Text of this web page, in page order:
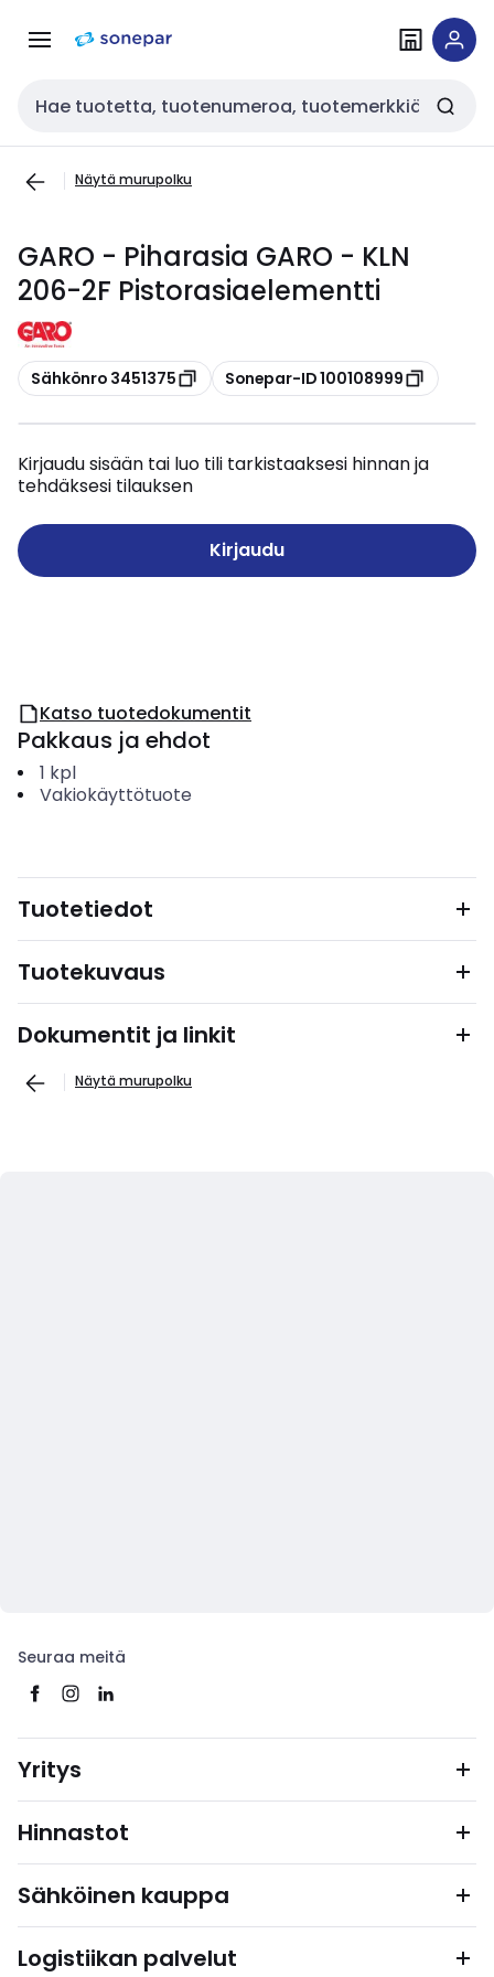
navigointiinsisältöön
Haku
Näytä murupolku
GARO - Piharasia GARO - KLN
206-2F Pistorasiaelementti
Kopioi
Sähkönro 3451375 Kopioi
Sonepar-ID 100108999
Kirjaudu sisään tai luo tili tarkistaaksesi hinnan ja
tehdäksesi tilauksen
Kirjaudu
Katso tuotedokumentit
Pakkaus ja ehdot
1 kpl
Vakiokäyttötuote
Tuotetiedot
Tuotekuvaus
Dokumentit ja linkit
Näytä murupolku
Seuraa meitä
Yritys
Hinnastot
Sähköinen kauppa
Logistiikan palvelut